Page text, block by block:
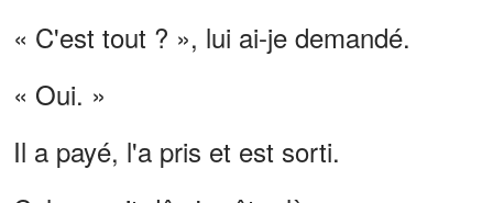
« C'est tout ? », lui ai-je demandé.
« Oui. »
Il a payé, l'a pris et est sorti.